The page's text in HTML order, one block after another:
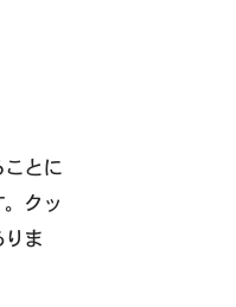
とに
クッ
ま